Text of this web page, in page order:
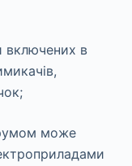
включених в
може